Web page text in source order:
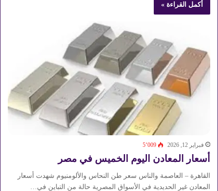
أكمل القراءة »
فبراير 12, 2026 5٬009
أسعار المعادن اليوم الخميس في مصر
القاهرة – العاصمة والناس سعر طن النحاس والألومنيوم شهدت أسعار
المعادن غير الحديدية في الأسواق المصرية حالة من التباين في…